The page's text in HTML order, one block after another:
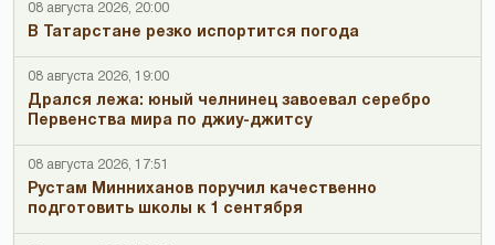
08 августа 2026, 20:00
В Татарстане резко испортится погода
08 августа 2026, 19:00
Дрался лежа: юный челнинец завоевал серебро
Первенства мира по джиу-джитсу
08 августа 2026, 17:51
Рустам Минниханов поручил качественно
подготовить школы к 1 сентября